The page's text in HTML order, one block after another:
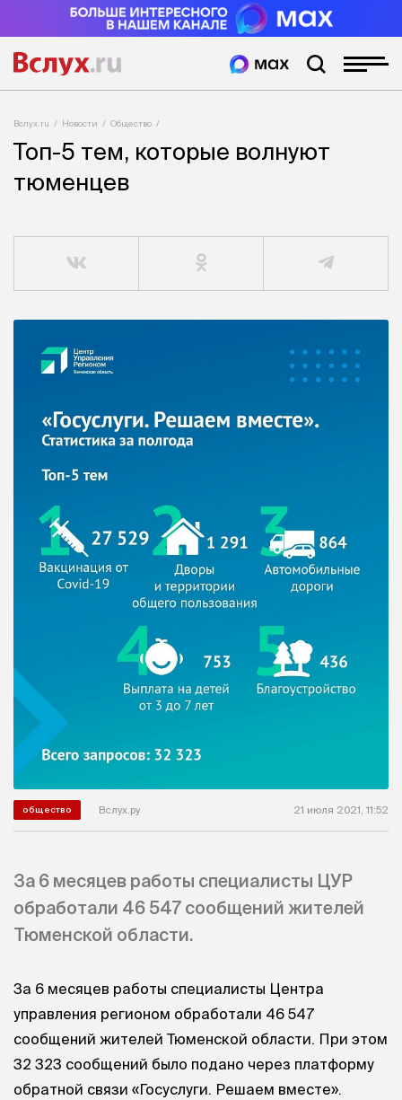
Вслух.ru Новости Общество
Топ-5 тем, которые волнуют
тюменцев
общество Вслух.ру 21 июля 2021, 11:52
За 6 месяцев работы специалисты ЦУР
обработали 46 547 сообщений жителей
Тюменской области.
За 6 месяцев работы специалисты Центра
управления регионом обработали 46 547
сообщений жителей Тюменской области. При этом
32 323 сообщений было подано через платформу
обратной связи «Госуслуги. Решаем вместе».